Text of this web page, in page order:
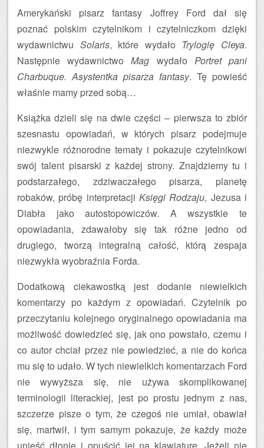
Amerykański pisarz fantasy Joffrey Ford dał się
poznać polskim czytelnikom i czytelniczkom dzięki
wydawnictwu Solaris, które wydało Trylogię Cleya.
Następnie wydawnictwoMag wydało Portret pani
Charbuque. Asystentka pisarza fantasy. Tę powieść
właśnie mamy przed sobą…
Książka dzieli się na dwie części – pierwsza to zbiór
szesnastu opowiadań, w których pisarz podejmuje
niezwykle różnorodne tematy i pokazuje czytelnikowi
swój talent pisarski z każdej strony. Znajdziemy tu i
podstarzałego, zdziwaczałego pisarza, planetę
robaków, próbę interpretacji Księgi Rodzaju, Jezusa i
Diabła jako autostopowiczów. A wszystkie te
opowiadania, zdawałoby się tak różne jedno od
drugiego, tworzą integralną całość, którą zespaja
niezwykła wyobraźnia Forda.
Dodatkową ciekawostką jest dodanie niewielkich
komentarzy po każdym z opowiadań. Czytelnik po
przeczytaniu kolejnego oryginalnego opowiadania ma
możliwość dowiedzieć się, jak ono powstało, czemu i
co autor chciał przez nie powiedzieć, a nie do końca
mu się to udało. W tych niewielkich komentarzach Ford
nie wywyższa się, nie używa skomplikowanej
terminologii literackiej, jest po prostu jednym z nas,
szczerze pisze o tym, że czegoś nie umiał, obawiał
się, martwił, i tym samym pokazuje, że każdy może